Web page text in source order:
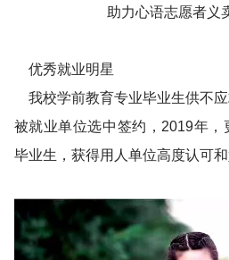
助力心语志愿者义卖
优秀就业明星
我校学前教育专业毕业生供不
被就业单位选中签约，2019年，
毕业生，获得用人单位高度认可和